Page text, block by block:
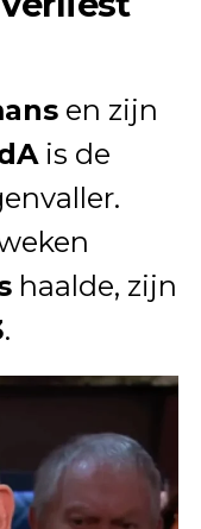
en zijn
is de
haalde, zijn
.